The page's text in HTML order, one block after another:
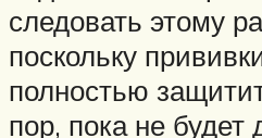
следовать этому
поскольку
полностью
пор, пока не будет